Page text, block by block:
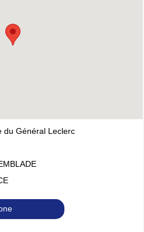
du Général Leclerc